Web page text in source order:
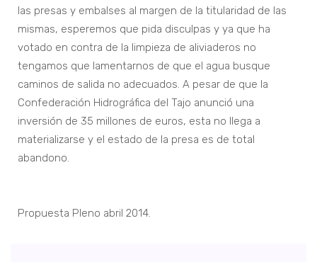
las presas y embalses al margen de la titularidad de las
mismas, esperemos que pida disculpas y ya que ha
votado en contra de la limpieza de aliviaderos no
tengamos que lamentarnos de que el agua busque
caminos de salida no adecuados. A pesar de que la
Confederación Hidrográfica del Tajo anunció una
inversión de 35 millones de euros, esta no llega a
materializarse y el estado de la presa es de total
abandono.
Propuesta Pleno abril 2014.